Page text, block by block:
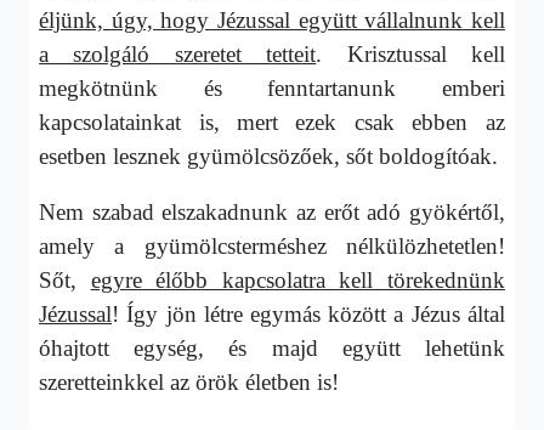
éljünk, úgy, hogy Jézussal együtt vállalnunk kell
a szolgáló szeretet tetteit. Krisztussal kell
megkötnünk és fenntartanunk emberi
kapcsolatainkat is, mert ezek csak ebben az
esetben lesznek gyümölcsözőek, sőt boldogítóak.
Nem szabad elszakadnunk az erőt adó gyökértől,
amely a gyümölcsterméshez nélkülözhetetlen!
Sőt, egyre élőbb kapcsolatra kell törekednünk
Jézussal! Így jön létre egymás között a Jézus által
óhajtott egység, és majd együtt lehetünk
szeretteinkkel az örök életben is!